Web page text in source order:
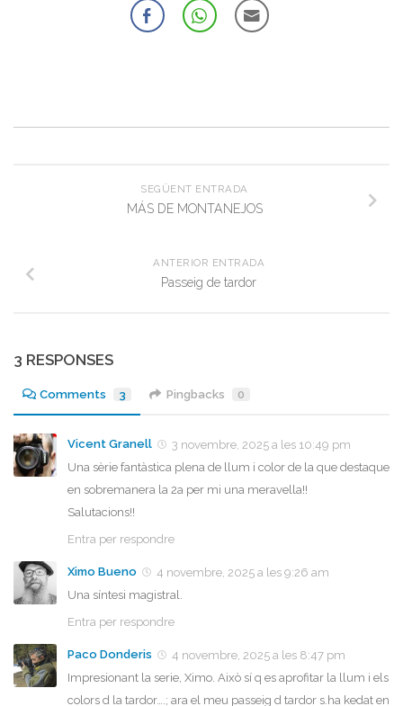
SEGÜENT ENTRADA
MÁS DE MONTANEJOS
ANTERIOR ENTRADA
Passeig de tardor
3 RESPONSES
Comments 3 Pingbacks 0
Vicent Granell
3 novembre, 2025 a les 10:49 pm
Una sèrie fantàstica plena de llum i color de la que destaque
en sobremanera la 2a per mi una meravella!!
Salutacions!!
Entra per respondre
Ximo Bueno
4 novembre, 2025 a les 9:26 am
Una síntesi magistral.
Entra per respondre
Paco Donderis
4 novembre, 2025 a les 8:47 pm
Impresionant la serie, Ximo. Això sí q es aprofitar la llum i els
colors d la tardor….; ara el meu passeig d tardor s.ha kedat en